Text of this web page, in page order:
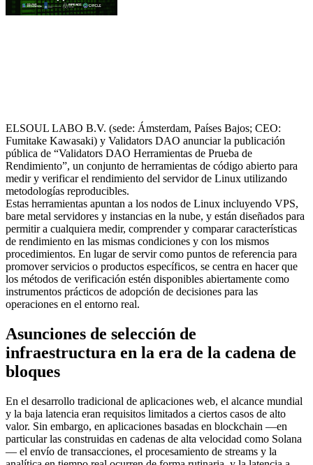
ELSOUL LABO B.V. (sede: Ámsterdam, Países Bajos; CEO:
Fumitake Kawasaki) y Validators DAO anunciar la publicación
pública de “Validators DAO Herramientas de Prueba de
Rendimiento”, un conjunto de herramientas de código abierto para
medir y verificar el rendimiento del servidor de Linux utilizando
metodologías reproducibles.
Estas herramientas apuntan a los nodos de Linux incluyendo VPS,
bare metal servidores y instancias en la nube, y están diseñados para
permitir a cualquiera medir, comprender y comparar características
de rendimiento en las mismas condiciones y con los mismos
procedimientos. En lugar de servir como puntos de referencia para
promover servicios o productos específicos, se centra en hacer que
los métodos de verificación estén disponibles abiertamente como
instrumentos prácticos de adopción de decisiones para las
operaciones en el entorno real.
Asunciones de selección de
infraestructura en la era de la cadena de
bloques
En el desarrollo tradicional de aplicaciones web, el alcance mundial
y la baja latencia eran requisitos limitados a ciertos casos de alto
valor. Sin embargo, en aplicaciones basadas en blockchain —en
particular las construidas en cadenas de alta velocidad como Solana
— el envío de transacciones, el procesamiento de streams y la